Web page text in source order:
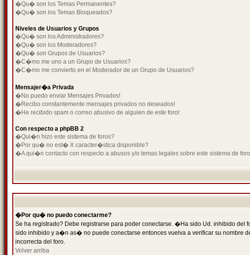
�Qu� son los Temas Permanentes?
�Qu� son los Temas Bloqueados?
Niveles de Usuarios y Grupos
�Qu� son los Administradores?
�Qu� son los Moderadores?
�Qu� son Grupos de Usuarios?
�C�mo me uno a un Grupo de Usuarios?
�C�mo me convierto en el Moderador de un Grupo de Usuarios?
Mensajer�a Privada
�No puedo enviar Mensajes Privados!
�Recibo constantemente mensajes privados no deseados!
�He recibido spam o correo abusivo de alguien de este foro!
Con respecto a phpBB 2
�Qui�n hizo este sistema de foros?
�Por qu� no est� X caracter�stica disponible?
�A qui�n contacto con respecto a abusos y/o temas legales sobre este sistema de
�Por qu� no puedo conectarme?
Se ha registrado? Debe registrarse para poder conectarse. �Ha sido Ud. inhibido
sido inhibido y a�n as� no puede conectarse entonces vuelva a verificar su nombre
incorrecta del foro.
Volver arriba